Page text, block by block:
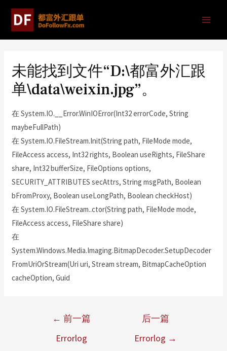
未能找到文件“D:\都富外汇跟
单\data\weixin.jpg”。
在 System.IO.__Error.WinIOError(Int32 errorCode, String
maybeFullPath)
在 System.IO.FileStream.Init(String path, FileMode mode,
FileAccess access, Int32 rights, Boolean useRights, FileShare
share, Int32 bufferSize, FileOptions options,
SECURITY_ATTRIBUTES secAttrs, String msgPath, Boolean
bFromProxy, Boolean useLongPath, Boolean checkHost)
在 System.IO.FileStream..ctor(String path, FileMode mode,
FileAccess access, FileShare share)
在
System.Windows.Media.Imaging.BitmapDecoder.SetupDecoder
FromUriOrStream(Uri uri, Stream stream, BitmapCacheOption
cacheOption, Guid
← 前一篇
Errorlog
后一篇
Errorlog →